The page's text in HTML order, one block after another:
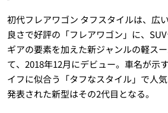
初代フレアワゴン タフスタイルは、広
良さで好評の「フレアワゴン」に、
ギアの要素を加えた新ジャンルの軽ス
て、2018年12月にデビュー。車名が示
イフに似合う「タフなスタイル」で人
発表された新型はその2代目となる。